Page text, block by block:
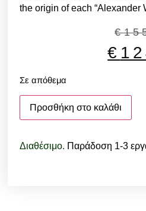
the origin of each “Alexander
€
€
Σε απόθεμα
Προσθήκη στο καλάθι
Διαθέσιμο. Παράδοση 1-3